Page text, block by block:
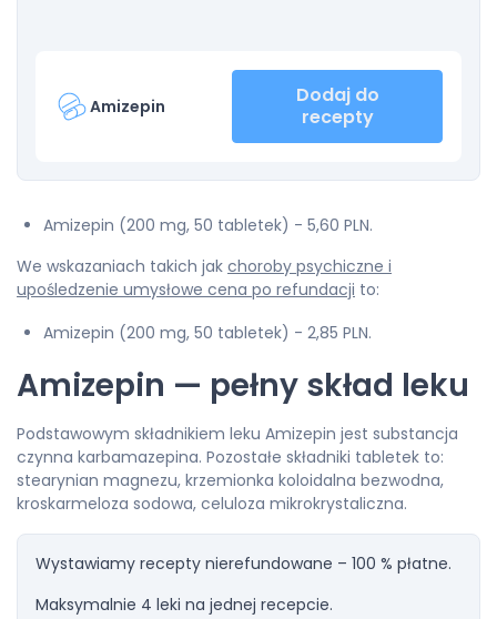
Amizepin
Dodaj do
recepty
Amizepin (200 mg, 50 tabletek) - 5,60 PLN.
We wskazaniach takich jak choroby psychiczne i
upośledzenie umysłowe cena po refundacji to:
Amizepin (200 mg, 50 tabletek) - 2,85 PLN.
Amizepin — pełny skład leku
Podstawowym składnikiem leku Amizepin jest substancja
czynna karbamazepina. Pozostałe składniki tabletek to:
stearynian magnezu, krzemionka koloidalna bezwodna,
kroskarmeloza sodowa, celuloza mikrokrystaliczna.
Wystawiamy recepty nierefundowane – 100 % płatne.
Maksymalnie 4 leki na jednej recepcie.